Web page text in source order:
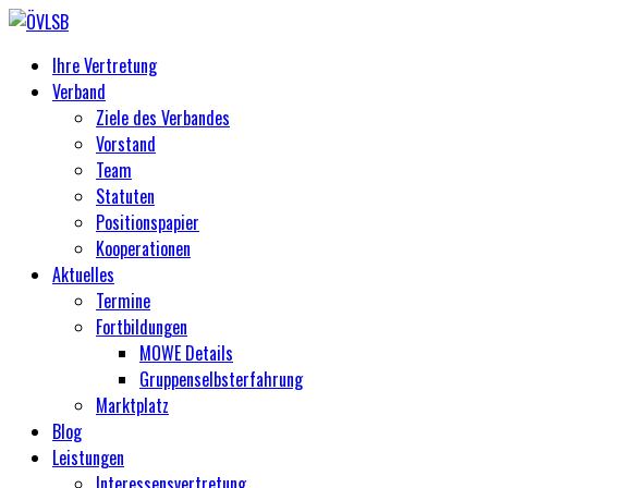
Ihre Vertretung
Verband
Ziele des Verbandes
Vorstand
Team
Statuten
Positionspapier
Kooperationen
Aktuelles
Termine
Fortbildungen
MOWE Details
Gruppenselbsterfahrung
Marktplatz
Blog
Leistungen